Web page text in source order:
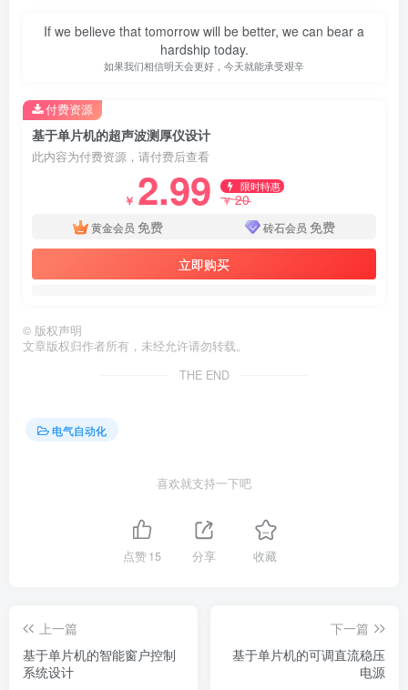
第3页 / 共48页
If we believe that tomorrow will be better, we can bear a
hardship today.
如果我们相信明天会更好，今天就能承受艰辛
基于单片机的超声波测厚仪设计
此内容为付费资源，请付费后查看
￥ 2.99 限时特惠
￥20
黄金会员 免费 砖石会员 免费
立即购买
付费资源
© 版权声明
文章版权归作者所有，未经允许请勿转载。
THE END
电气自动化
喜欢就支持一下吧
点赞15 分享 收藏
上一篇
基于单片机的智能窗户控制
系统设计
下一篇
基于单片机的可调直流稳压
电源